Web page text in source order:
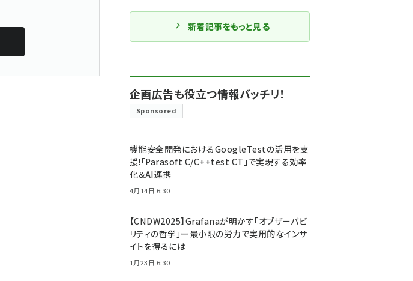
新着記事をもっと見る
企画広告も役立つ情報バッチリ！
Sponsored
機能安全開発におけるGoogleTestの活用を支
援!「Parasoft C/C++test CT」で実現する効率
化＆AI連携
4月14日 6:30
【CNDW2025】Grafanaが明かす「オブザーバビ
リティの哲学」ー最小限の労力で実用的なインサ
イトを得るには
1月23日 6:30